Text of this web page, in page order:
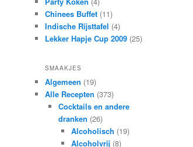
Chinees Buffet (11)
Indische Rijsttafel (4)
Lekker Hapje Cup 2009 (25)
SMAAKJES
Algemeen (19)
Alle Recepten (373)
Cocktails en andere
dranken (26)
Alcoholisch (19)
Alcoholvrij (8)